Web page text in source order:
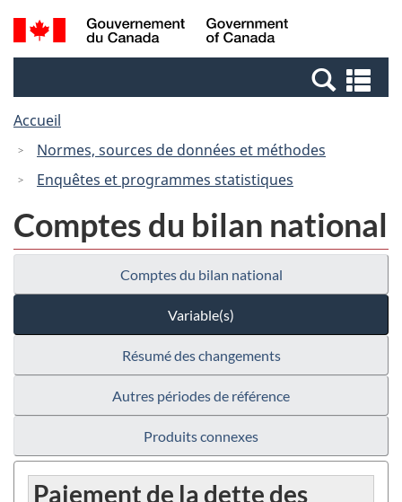
Passer
au
Passer
à
Canada
Recherche
et
et
Accueil
Normes, sources de données et méthodes
Enquêtes et programmes statistiques
Comptes du bilan national
Comptes du bilan national
Variable(s)
Résumé des changements
Autres périodes de référence
Produits connexes
Paiement de la dette des